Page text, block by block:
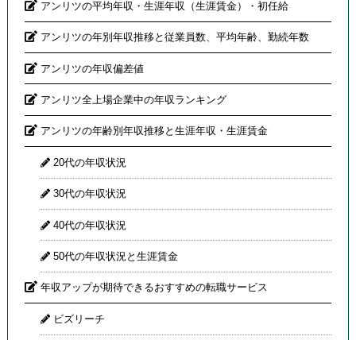
アンリツの平均年収・生涯年収（生涯賃金）・初任給
アンリツの年別年収推移と従業員数、平均年齢、勤続年数
アンリツの年収偏差値
アンリツ全上場企業中の年収ランキング
アンリツの年齢別年収推移と生涯年収・生涯賃金
20代の年収状況
30代の年収状況
40代の年収状況
50代の年収状況と生涯賃金
年収アップが期待できるおすすめの転職サービス
ビズリーチ